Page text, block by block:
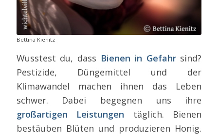
Bettina Kienitz
Wusstest du, dass Bienen in Gefahrsind?
Pestizide, Düngemittel und der
Klimawandel machen ihnen das Leben
schwer. Dabei begegnen uns ihre
großartigen Leistungen täglich. Bienen
bestäuben Blüten und produzieren Honig.